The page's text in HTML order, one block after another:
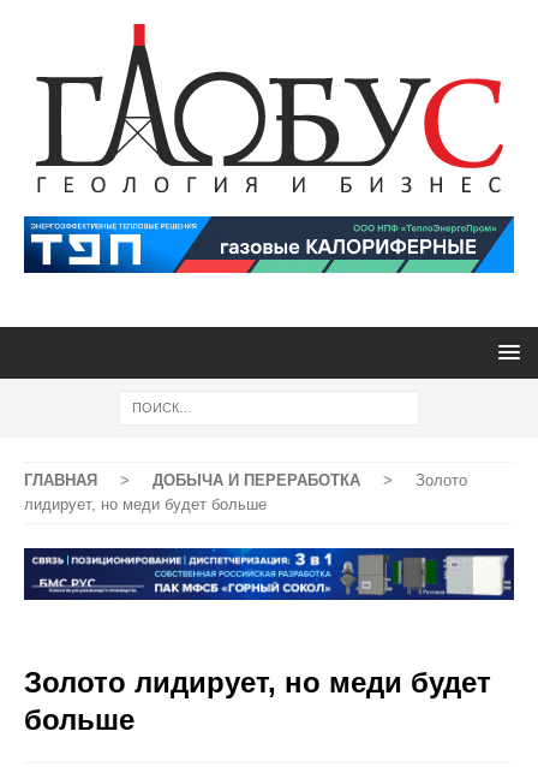
ГЛАВНАЯ > ДОБЫЧА И ПЕРЕРАБОТКА >
Золото
лидирует, но меди будет больше
Золото лидирует, но меди будет
больше